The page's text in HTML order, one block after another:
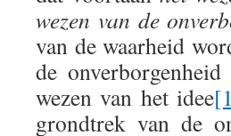
wezen van de
van de waarheid
de
wezen van het idee
grondtrek van de